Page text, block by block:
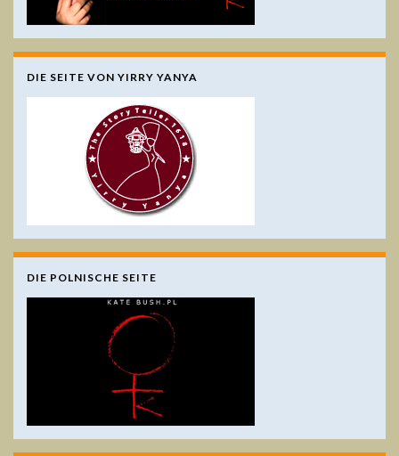
DIE SEITE VON YIRRY YANYA
DIE POLNISCHE SEITE